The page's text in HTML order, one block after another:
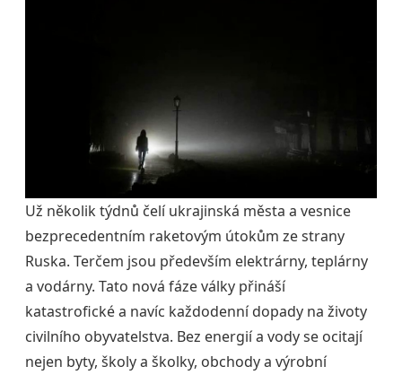
Už několik týdnů čelí ukrajinská města a vesnice
bezprecedentním raketovým útokům ze strany
Ruska. Terčem jsou především elektrárny, teplárny
a vodárny. Tato nová fáze války přináší
katastrofické a navíc každodenní dopady na životy
civilního obyvatelstva. Bez energií a vody se ocitají
nejen byty, školy a školky, obchody a výrobní